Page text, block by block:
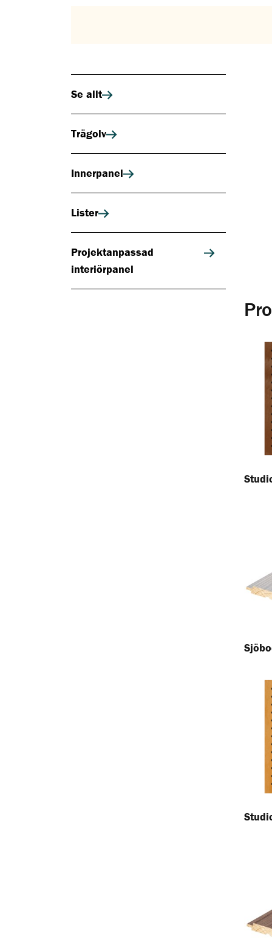
Se allt
Trägolv
Innerpanel
Lister
Projektanpassad
interiörpanel